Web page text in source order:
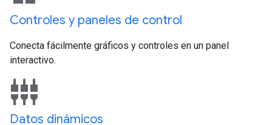
Controles y paneles de control
Conecta fácilmente gráficos y controles en un panel
interactivo.
settings_input_component
Datos dinámicos